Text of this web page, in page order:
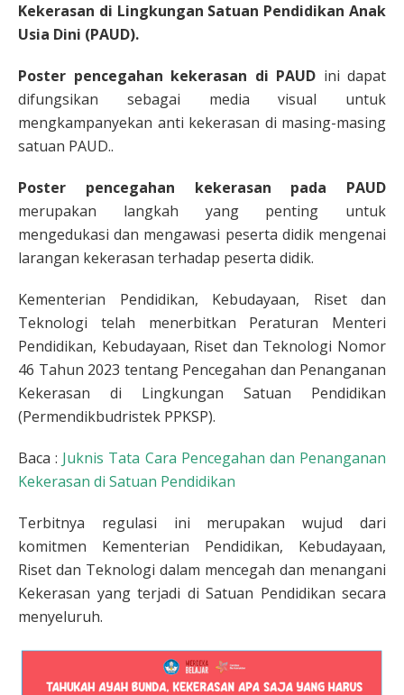
Kekerasan di Lingkungan Satuan Pendidikan Anak
Usia Dini (PAUD).
Poster pencegahan kekerasan di PAUD ini dapat
difungsikan sebagai media visual untuk
mengkampanyekan anti kekerasan di masing-masing
satuan PAUD..
Poster pencegahan kekerasan pada PAUD
merupakan langkah yang penting untuk
mengedukasi dan mengawasi peserta didik mengenai
larangan kekerasan terhadap peserta didik.
Kementerian Pendidikan, Kebudayaan, Riset dan
Teknologi telah menerbitkan Peraturan Menteri
Pendidikan, Kebudayaan, Riset dan Teknologi Nomor
46 Tahun 2023 tentang Pencegahan dan Penanganan
Kekerasan di Lingkungan Satuan Pendidikan
(Permendikbudristek PPKSP).
Baca : Juknis Tata Cara Pencegahan dan Penanganan
Kekerasan di Satuan Pendidikan
Terbitnya regulasi ini merupakan wujud dari
komitmen Kementerian Pendidikan, Kebudayaan,
Riset dan Teknologi dalam mencegah dan menangani
Kekerasan yang terjadi di Satuan Pendidikan secara
menyeluruh.